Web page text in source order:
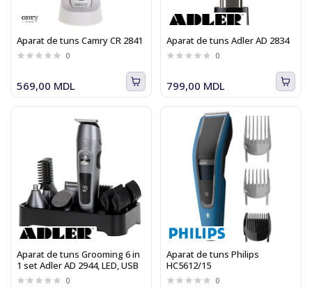
Aparat de tuns Camry CR 2841
0
569,00 MDL
Aparat de tuns Adler AD 2834
0
799,00 MDL
Aparat de tuns Grooming 6 in
1 set Adler AD 2944, LED, USB
0
Aparat de tuns Philips
HC5612/15
0